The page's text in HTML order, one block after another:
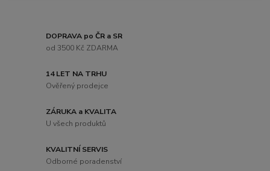
DOPRAVA po ČR a SR
od 3500 Kč ZDARMA
14 LET NA TRHU
Ověřený prodejce
ZÁRUKA a KVALITA
U všech produktů
KVALITNÍ SERVIS
Odborné poradenství